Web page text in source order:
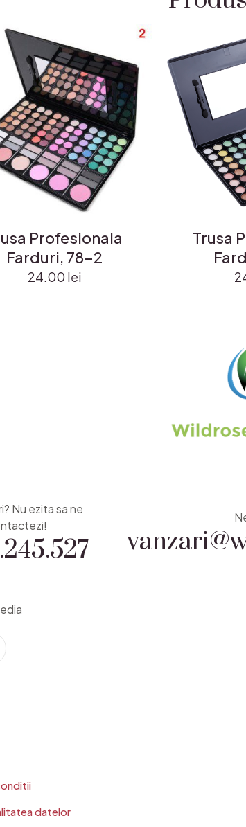
Profesionala
Farduri, 78-2
24.00 lei
Trusa
Nu ezita sa ne
datelor